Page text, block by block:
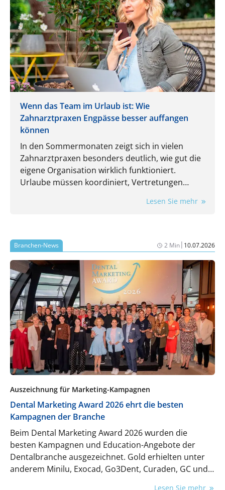
Wenn das Team im Urlaub ist: Wie
Zahnarztpraxen Engpässe besser auffangen
können
In den Sommermonaten zeigt sich in vielen
Zahnarztpraxen besonders deutlich, wie gut die
eigene Organisation wirklich funktioniert.
Urlaube müssen koordiniert, Vertretungen
zuverlässig erledigt werden. Gerade dann wird
Mitarbeitenden abhängt.
Lesen Sie mehr
Branchen-News 2 Min| 10.07.2026
Auszeichnung für Marketing-Kampagnen
Dental Marketing Award 2026 ehrt die besten
Kampagnen der Branche
Beim Dental Marketing Award 2026 wurden die
besten Kampagnen und Education-Angebote der
Dentalbranche ausgezeichnet. Gold erhielten unter
anderem Minilu, Exocad, Go3Dent, Curaden, GC und
Lesen Sie mehr